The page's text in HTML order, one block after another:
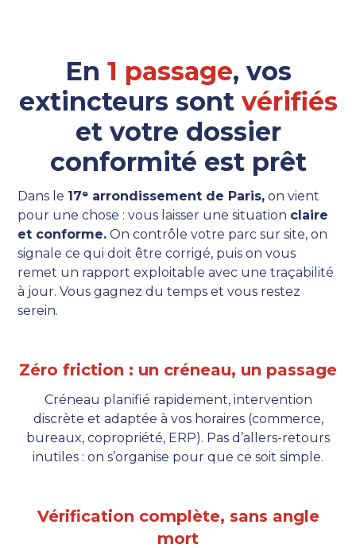
En 1 passage, vos
extincteurs sont vérifiés
et votre dossier
conformité est prêt
Dans le 17ᵉ arrondissement de Paris, on vient
pour une chose : vous laisser une situation claire
et conforme. On contrôle votre parc sur site, on
signale ce qui doit être corrigé, puis on vous
remet un rapport exploitable avec une traçabilité
à jour. Vous gagnez du temps et vous restez
serein.
Zéro friction : un créneau, un passage
Créneau planifié rapidement, intervention
discrète et adaptée à vos horaires (commerce,
bureaux, copropriété, ERP). Pas d’allers-retours
inutiles : on s’organise pour que ce soit simple.
Vérification complète, sans angle
mort